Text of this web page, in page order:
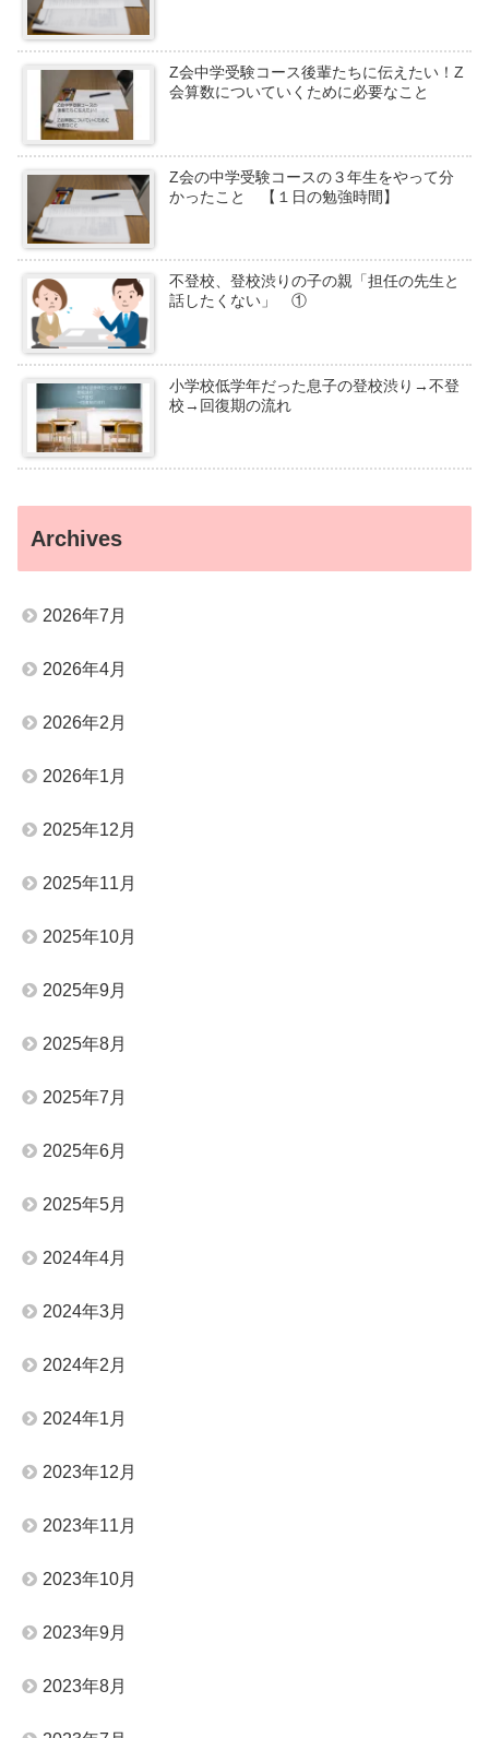
Z会中学受験コース後輩たちに伝えたい！Z
会算数についていくために必要なこと
Z会の中学受験コースの３年生をやって分
かったこと 【１日の勉強時間】
不登校、登校渋りの子の親「担任の先生と
話したくない」 ①
小学校低学年だった息子の登校渋り→不登
校→回復期の流れ
Archives
2026年7月
2026年4月
2026年2月
2026年1月
2025年12月
2025年11月
2025年10月
2025年9月
2025年8月
2025年7月
2025年6月
2025年5月
2024年4月
2024年3月
2024年2月
2024年1月
2023年12月
2023年11月
2023年10月
2023年9月
2023年8月